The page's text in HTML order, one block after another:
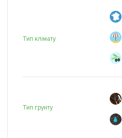
Тип клімату
Тип грунту